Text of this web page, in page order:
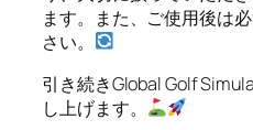
ます。また、ご使用後は
さい。
引き続きGlobal Golf
し上げます。